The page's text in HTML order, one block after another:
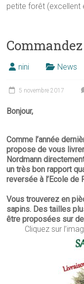
petite forêt (excellent
nini News
5 novembre 2017
Bonjour,
Comme l’année
propose de vous
Nordmann
un très bon rapport
reversée à l’Ecole de
Vous trouverez en
sapins. Des tailles
être proposées sur
Cliquez sur